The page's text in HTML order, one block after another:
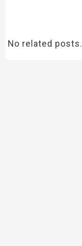
No related posts.